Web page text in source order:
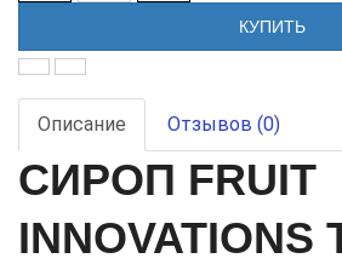
КУПИТЬ
Описание Отзывов (0)
СИРОП FRUIT